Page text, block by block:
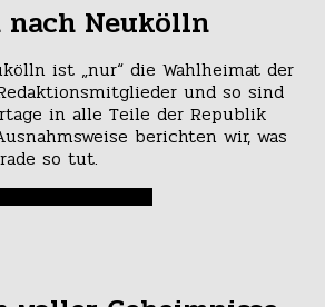
Neukölln
ist „nur“ die Wahlheimat der
und so sind
in alle Teile der Republik
berichten wir, was
so tut.